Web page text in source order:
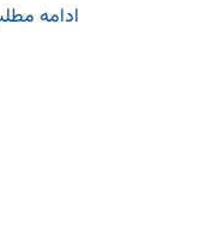
ادامه